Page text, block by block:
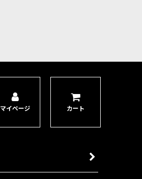
マイページ カート